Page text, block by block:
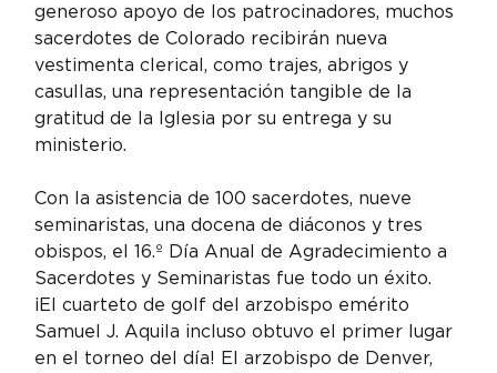
generoso apoyo de los patrocinadores, muchos
sacerdotes de Colorado recibirán nueva
vestimenta clerical, como trajes, abrigos y
casullas, una representación tangible de la
gratitud de la Iglesia por su entrega y su
ministerio.
Con la asistencia de 100 sacerdotes, nueve
seminaristas, una docena de diáconos y tres
obispos, el 16.º Día Anual de Agradecimiento a
Sacerdotes y Seminaristas fue todo un éxito.
¡El cuarteto de golf del arzobispo emérito
Samuel J. Aquila incluso obtuvo el primer lugar
en el torneo del día! El arzobispo de Denver,